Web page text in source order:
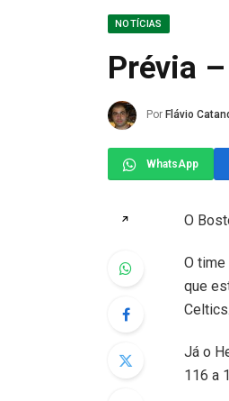
NOTÍCIAS
Prévia
Por Flávio
WhatsApp
↗ O
O time
que
Celtics.
Já o
116 a